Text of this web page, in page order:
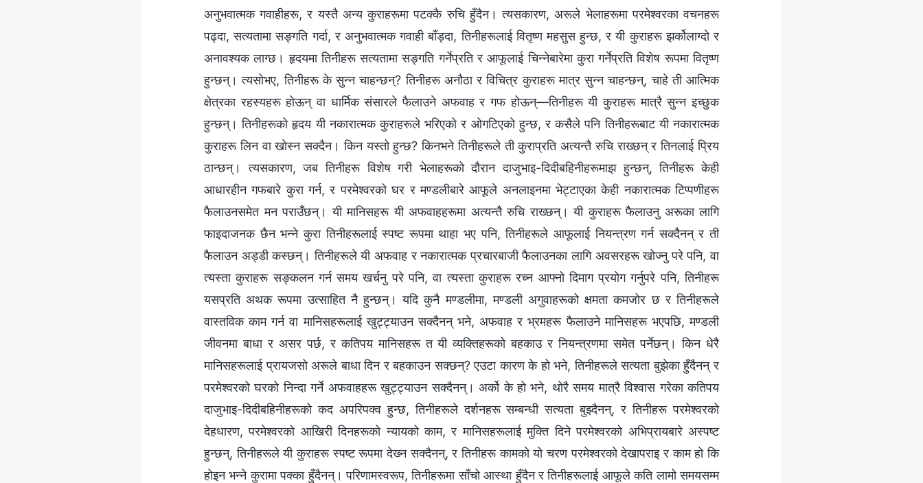
अनुभवात्मक गवाहीहरू, र यस्तै अन्य कुराहरूमा पटक्‍कै रुचि हुँदैन। त्यसकारण, अरूले भेलाहरूमा परमेश्‍वरका वचनहरू
पढ्दा, सत्यतामा सङ्गति गर्दा, र अनुभवात्मक गवाही बाँड्दा, तिनीहरूलाई वितृष्ण महसुस हुन्छ, र यी कुराहरू झर्कोलाग्दो र
अनावश्यक लाग्छ। हृदयमा तिनीहरू सत्यतामा सङ्गति गर्नेप्रति र आफूलाई चिन्‍नेबारेमा कुरा गर्नेप्रति विशेष रूपमा वितृष्ण
हुन्छन्। त्यसोभए, तिनीहरू के सुन्न चाहन्छन्? तिनीहरू अनौठा र विचित्र कुराहरू मात्र सुन्न चाहन्छन्, चाहे ती आत्मिक
क्षेत्रका रहस्यहरू होऊन् वा धार्मिक संसारले फैलाउने अफवाह र गफ होऊन्—तिनीहरू यी कुराहरू मात्रै सुन्न इच्छुक
हुन्छन्। तिनीहरूको हृदय यी नकारात्मक कुराहरूले भरिएको र ओगटिएको हुन्छ, र कसैले पनि तिनीहरूबाट यी नकारात्मक
कुराहरू लिन वा खोस्न सक्दैन। किन यस्तो हुन्छ? किनभने तिनीहरूले ती कुराप्रति अत्यन्तै रुचि राख्छन् र तिनलाई प्रिय
ठान्छन्। त्यसकारण, जब तिनीहरू विशेष गरी भेलाहरूको दौरान दाजुभाइ-दिदीबहिनीहरूमाझ हुन्छन्, तिनीहरू केही
आधारहीन गफबारे कुरा गर्न, र परमेश्‍वरको घर र मण्डलीबारे आफूले अनलाइनमा भेट्टाएका केही नकारात्मक टिप्पणीहरू
फैलाउनसमेत मन पराउँछन्। यी मानिसहरू यी अफवाहहरूमा अत्यन्तै रुचि राख्छन्। यी कुराहरू फैलाउनु अरूका लागि
फाइदाजनक छैन भन्‍ने कुरा तिनीहरूलाई स्पष्ट रूपमा थाहा भए पनि, तिनीहरूले आफूलाई नियन्त्रण गर्न सक्दैनन् र ती
फैलाउन अड्डी कस्छन्। तिनीहरूले यी अफवाह र नकारात्मक प्रचारबाजी फैलाउनका लागि अवसरहरू खोज्नु परे पनि, वा
त्यस्ता कुराहरू सङ्कलन गर्न समय खर्चनु परे पनि, वा त्यस्ता कुराहरू रच्न आफ्नो दिमाग प्रयोग गर्नुपरे पनि, तिनीहरू
यसप्रति अथक रूपमा उत्साहित नै हुन्छन्। यदि कुनै मण्डलीमा, मण्डली अगुवाहरूको क्षमता कमजोर छ र तिनीहरूले
वास्तविक काम गर्न वा मानिसहरूलाई खुट्ट्याउन सक्दैनन् भने, अफवाह र भ्रमहरू फैलाउने मानिसहरू भएपछि, मण्डली
जीवनमा बाधा र असर पर्छ, र कतिपय मानिसहरू त यी व्यक्तिहरूको बहकाउ र नियन्त्रणमा समेत पर्नेछन्। किन धेरै
मानिसहरूलाई प्रायजसो अरूले बाधा दिन र बहकाउन सक्छन्? एउटा कारण के हो भने, तिनीहरूले सत्यता बुझेका हुँदैनन् र
परमेश्‍वरको घरको निन्दा गर्ने अफवाहहरू खुट्ट्याउन सक्दैनन्। अर्को के हो भने, थोरै समय मात्रै विश्‍वास गरेका कतिपय
दाजुभाइ-दिदीबहिनीहरूको कद अपरिपक्‍व हुन्छ, तिनीहरूले दर्शनहरू सम्बन्धी सत्यता बुझ्दैनन्, र तिनीहरू परमेश्‍वरको
देहधारण, परमेश्‍वरको आखिरी दिनहरूको न्यायको काम, र मानिसहरूलाई मुक्ति दिने परमेश्‍वरको अभिप्रायबारे अस्पष्ट
हुन्छन्, तिनीहरूले यी कुराहरू स्पष्ट रूपमा देख्‍न सक्दैनन्, र तिनीहरू कामको यो चरण परमेश्‍वरको देखापराइ र काम हो कि
होइन भन्‍ने कुरामा पक्का हुँदैनन्। परिणामस्वरूप, तिनीहरूमा साँचो आस्था हुँदैन र तिनीहरूलाई आफूले कति लामो समयसम्म